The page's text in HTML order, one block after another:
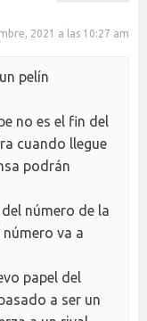
2021 a las 10:27 am
pelín
no es el fin del
cuando llegue
podrán
número de la
número va a
papel del
a ser un